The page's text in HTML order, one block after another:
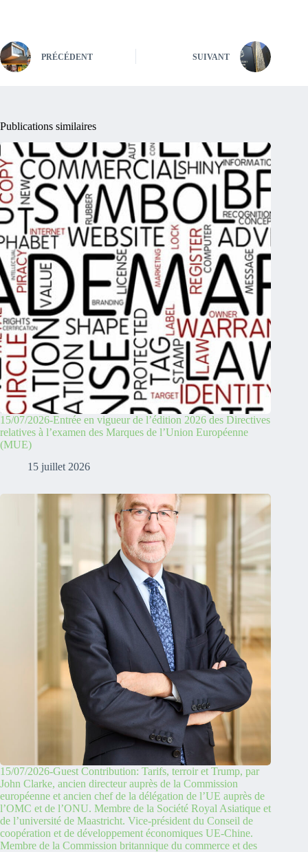
PRÉCÉDENT SUIVANT
Publications similaires
15/07/2026-Entrée en vigueur de l’édition 2026 des Directives
relatives à l’examen des Marques de l’Union Européenne
(MUE)
15 juillet 2026
15/07/2026-Guest Contribution: Tarifs, terroir et Trump, par
John Clarke, ancien directeur auprès de la Commission
européenne et ancien chef de la délégation de l’UE auprès de
l’OMC et de l’ONU. Membre de la Société Royal Asiatique et
de l’université de Maastricht. Vice-président du Conseil de
coopération et de développement économiques UE-Chine.
Membre de la Commission britannique du commerce et des